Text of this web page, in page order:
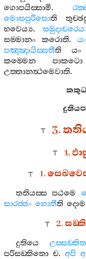
ගොපයිස‍්සාමි.
මොඝපුරිසොති
භවෙය්‍ය.
සම‍්මානං
කරොති.
පඤ‍්ඤායිස‍්සතීති යං
කම‍්මෙන
පාකටො
උත‍්තානත්‍ථමෙවාති.
3.
1.
1.
තතියස‍්ස පඨමෙ
සාරජ‍්ජං හොතීති
2.
දුතියෙ
පරිසඞ‍්කිතො ච. අපි